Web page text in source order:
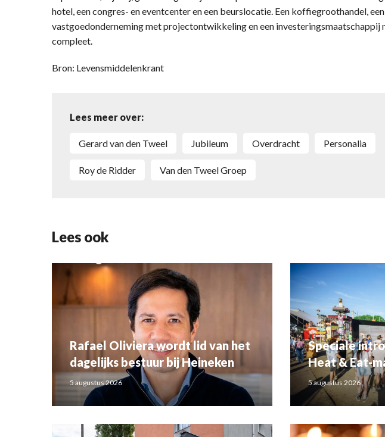
hotel, een congres- en eventcenter en een beurslocatie. Een koffiegroothandel, een
vastgoedonderneming met projectontwikkeling en een investeringsmaatschappij
compleet.
Bron: Levensmiddelenkrant
Lees meer over:
Gerard van den Tweel jubileum overdracht personalia
Roy de Ridder Van den Tweel Groep
Lees ook
Rafael Oliviera wordt lid van het
dagelijks bestuur bij Heineken
5 augustus 2026
Speciale
Heat & Eat-
5 augustus 2026